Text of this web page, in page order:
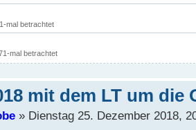
mal betrachtet
mal betrachtet
mit dem LT um die
» Dienstag 25. Dezember 2018,